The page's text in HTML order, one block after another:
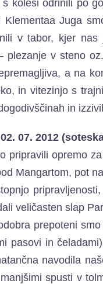
kolesi odrinili po
Juga
v tabor, kjer
plezanje v steno
a na
in vitezinjo s
in
07. 2012
pripravili opremo
Mangartom, pot
veličasten slap
prepoteni
pasovi in
navodila
spusti v